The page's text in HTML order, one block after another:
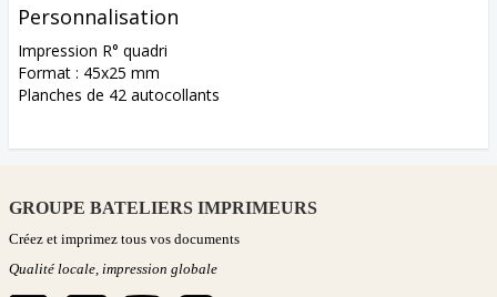
Personnalisation
Impression R° quadri
Format : 45x25 mm
Planches de 42 autocollants
GROUPE BATELIERS IMPRIMEURS
Créez et imprimez tous vos documents
Qualité locale, impression globale